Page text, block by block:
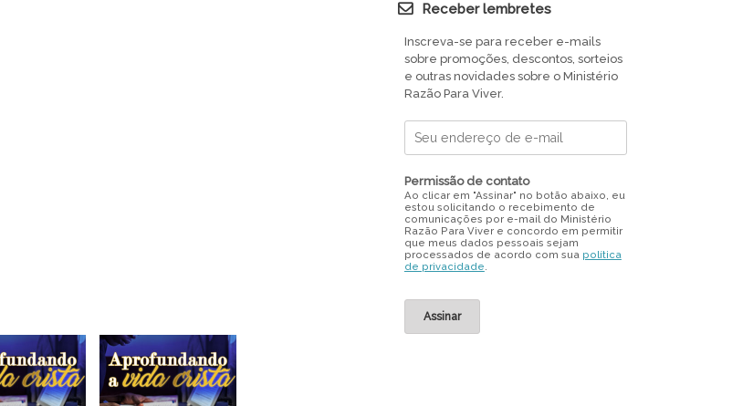
Receber lembretes
Inscreva-se para receber e-mails
sobre promoções, descontos, sorteios
e outras novidades sobre o Ministério
Razão Para Viver.
Permissão de contato
Ao clicar em "Assinar" no botão abaixo, eu
estou solicitando o recebimento de
comunicações por e-mail do Ministério
Razão Para Viver e concordo em permitir
que meus dados pessoais sejam
processados de acordo com sua política
de privacidade.